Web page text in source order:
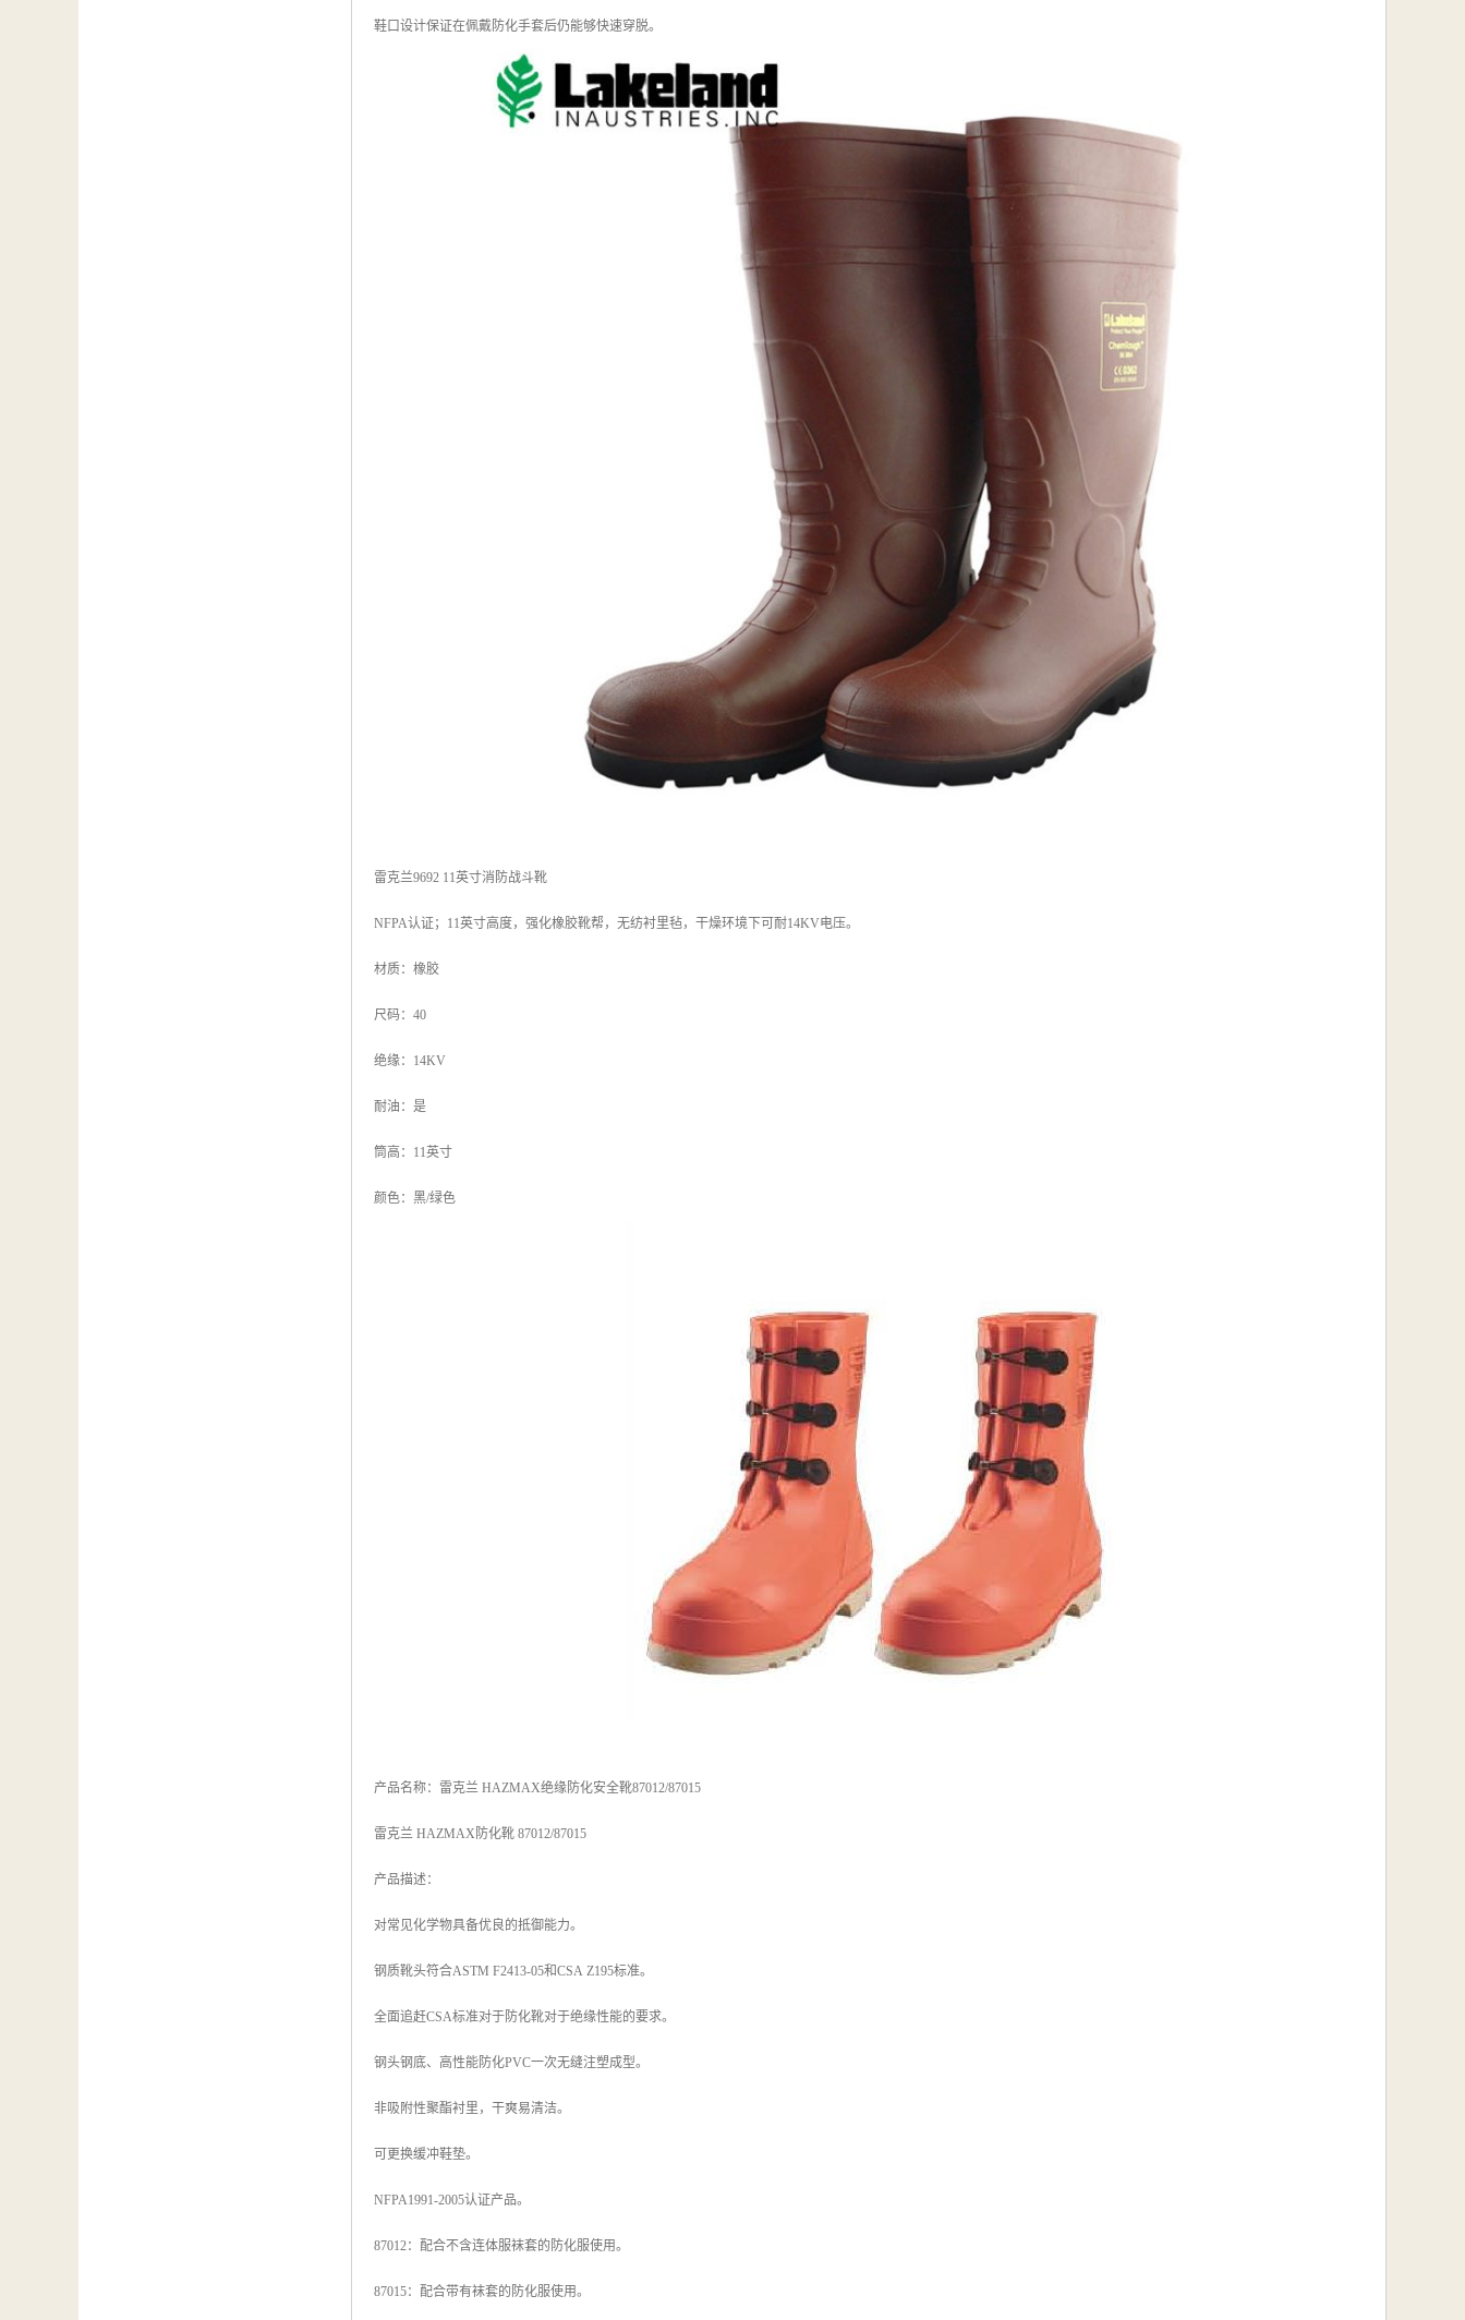
鞋口设计保证在佩戴防化手套后仍能够快速穿脱。
雷克兰9692 11英寸消防战斗靴
NFPA认证；11英寸高度，强化橡胶靴帮，无纺衬里毡，干燥环境下可耐14KV电压。
材质：橡胶
尺码：40
绝缘：14KV
耐油：是
筒高：11英寸
颜色：黑/绿色
产品名称：雷克兰 HAZMAX绝缘防化安全靴87012/87015
雷克兰 HAZMAX防化靴 87012/87015
产品描述：
对常见化学物具备优良的抵御能力。
钢质靴头符合ASTM F2413-05和CSA Z195标准。
全面追赶CSA标准对于防化靴对于绝缘性能的要求。
钢头钢底、高性能防化PVC一次无缝注塑成型。
非吸附性聚酯衬里，干爽易清洁。
可更换缓冲鞋垫。
NFPA1991-2005认证产品。
87012：配合不含连体服袜套的防化服使用。
87015：配合带有袜套的防化服使用。